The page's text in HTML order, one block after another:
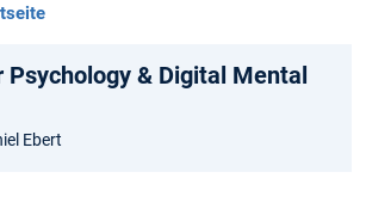
Psychology & Digital Mental
Ebert